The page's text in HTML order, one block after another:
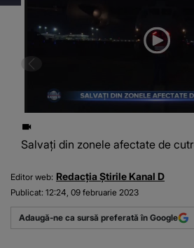
Salvați din zonele afectate de
Editor web: Redacția Știrile Kanal D
Publicat: 12:24, 09 februarie 2023
Adaugă-ne ca sursă preferată în Google